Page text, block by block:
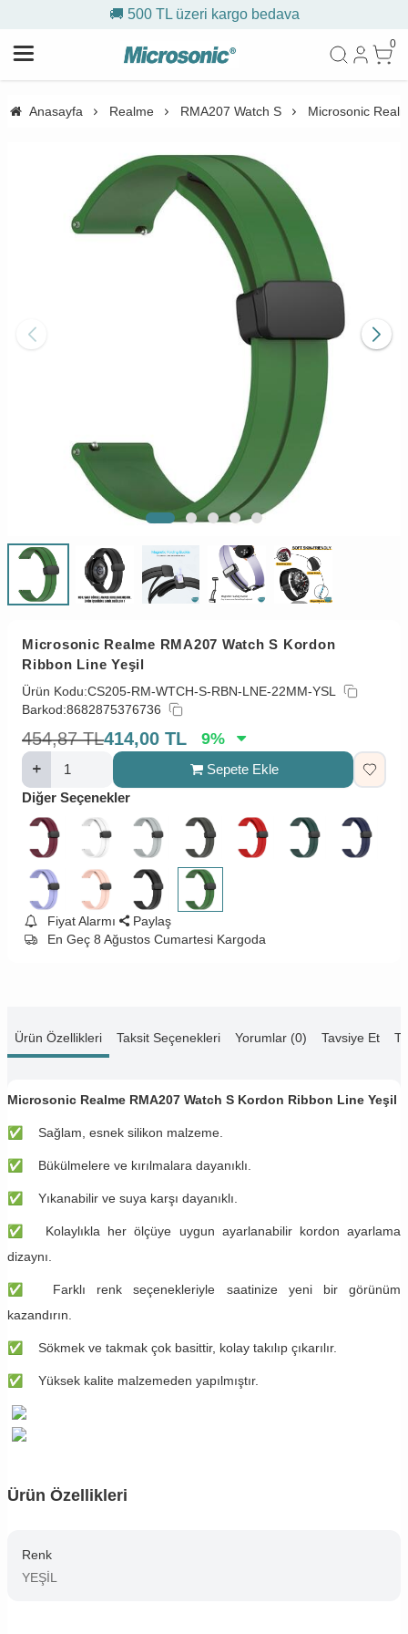
🚚 500 TL üzeri kargo bedava
0
Anasayfa Realme RMA207 Watch S Microsonic
Microsonic Realme RMA207 Watch S Kordon
Ribbon Line Yeşil
Ürün Kodu:CS205-RM-WTCH-S-RBN-LNE-22MM-YSL
Barkod:8682875376736
454,87 TL414,00 TL 9%
Sepete Ekle
Diğer Seçenekler
Fiyat Alarmı
Paylaş
En Geç 8 Ağustos Cumartesi Kargoda
Ürün Özellikleri Taksit Seçenekleri Yorumlar (0) Tavsiye Et
Microsonic Realme RMA207 Watch S Kordon Ribbon Line Yeşil
✅ Sağlam, esnek silikon malzeme.
✅ Bükülmelere ve kırılmalara dayanıklı.
✅ Yıkanabilir ve suya karşı dayanıklı.
✅ Kolaylıkla her ölçüye uygun ayarlanabilir kordon ayarlama
dizaynı.
✅ Farklı renk seçenekleriyle saatinize yeni bir görünüm
kazandırın.
✅ Sökmek ve takmak çok basittir, kolay takılıp çıkarılır.
✅ Yüksek kalite malzemeden yapılmıştır.
Ürün Özellikleri
Renk
YEŞİL